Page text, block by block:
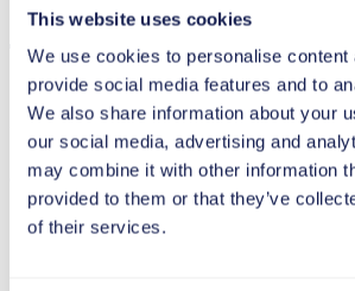
This website uses cookies
We use cookies to personalise content
provide social media features and to
We also share information about your
our social media, advertising and
may combine it with other information
provided to them or that they’ve
of their services.
Terminanfrage
Wir freuen uns, Sie
treffen!